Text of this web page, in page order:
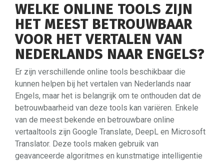
WELKE ONLINE TOOLS ZIJN
HET MEEST BETROUWBAAR
VOOR HET VERTALEN VAN
NEDERLANDS NAAR ENGELS?
Er zijn verschillende online tools beschikbaar die
kunnen helpen bij het vertalen van Nederlands naar
Engels, maar het is belangrijk om te onthouden dat de
betrouwbaarheid van deze tools kan variëren. Enkele
van de meest bekende en betrouwbare online
vertaaltools zijn Google Translate, DeepL en Microsoft
Translator. Deze tools maken gebruik van
geavanceerde algoritmes en kunstmatige intelligentie